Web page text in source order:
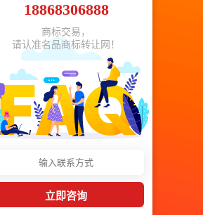
18868306888
商标交易，
请认准名品商标转让网！
立即咨询